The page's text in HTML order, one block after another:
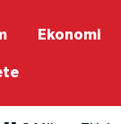
Ekonomi